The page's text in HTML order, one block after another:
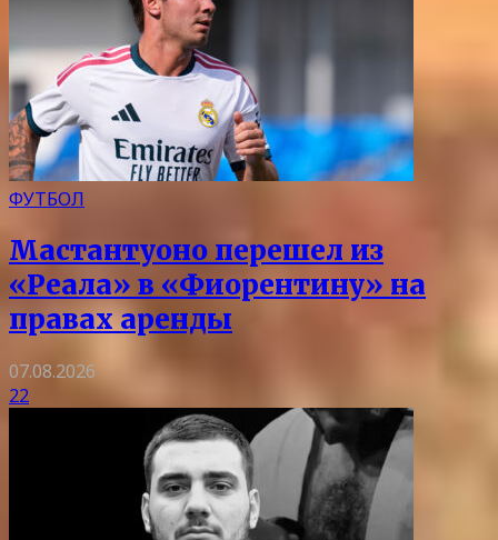
ФУТБОЛ
Мастантуоно перешел из
«Реала» в «Фиорентину» на
правах аренды
07.08.2026
22